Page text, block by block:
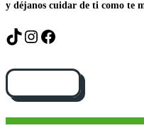
y déjanos cuidar de ti como te
TikTok
Instagram
Facebook